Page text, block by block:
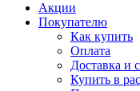
Акции
Покупателю
Как купить
Оплата
Доставка и
Купить в